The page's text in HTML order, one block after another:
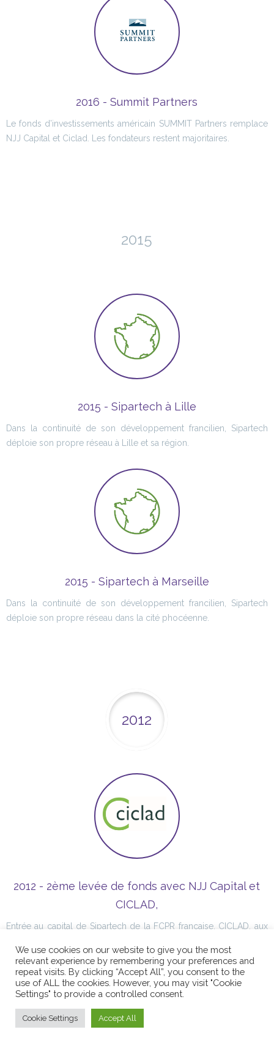
2016 - Summit Partners
Le fonds d’investissements américain SUMMIT Partners remplace
NJJ Capital et Ciclad. Les fondateurs restent majoritaires.
2015
2015 - Sipartech à Lille
Dans la continuité de son développement francilien, Sipartech
déploie son propre réseau à Lille et sa région.
2015 - Sipartech à Marseille
Dans la continuité de son développement francilien, Sipartech
déploie son propre réseau dans la cité phocéenne.
2012
2012 - 2ème levée de fonds avec NJJ Capital et
CICLAD,
Entrée au capital de Sipartech de la FCPR française, CICLAD, aux
Sipartech.
We use cookies on our website to give you the most
relevant experience by remembering your preferences and
repeat visits. By clicking “Accept All”, you consent to the
use of ALL the cookies. However, you may visit "Cookie
Settings" to provide a controlled consent.
Cookie Settings Accept All